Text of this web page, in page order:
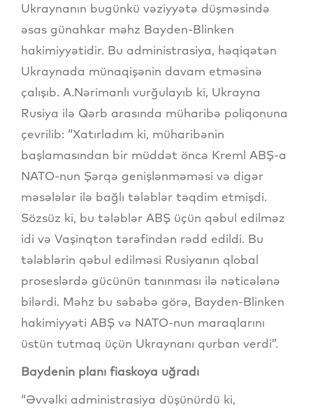
Ukraynanın bugünkü vəziyyətə düşməsində
əsas günahkar məhz Bayden-Blinken
hakimiyyətidir. Bu administrasiya, həqiqətən
Ukraynada münaqişənin davam etməsinə
çalışıb. A.Nərimanlı vurğulayıb ki, Ukrayna
Rusiya ilə Qərb arasında müharibə poliqonuna
çevrilib: “Xatırladım ki, müharibənin
başlamasından bir müddət öncə Kreml ABŞ-a
NATO-nun Şərqə genişlənməməsi və digər
məsələlər ilə bağlı tələblər təqdim etmişdi.
Sözsüz ki, bu tələblər ABŞ üçün qəbul edilməz
idi və Vaşinqton tərəfindən rədd edildi. Bu
tələblərin qəbul edilməsi Rusiyanın qlobal
proseslərdə gücünün tanınması ilə nəticələnə
bilərdi. Məhz bu səbəbə görə, Bayden-Blinken
hakimiyyəti ABŞ və NATO-nun maraqlarını
üstün tutmaq üçün Ukraynanı qurban verdi”.
Baydenin planı fiaskoya uğradı
“Əvvəlki administrasiya düşünürdü ki,